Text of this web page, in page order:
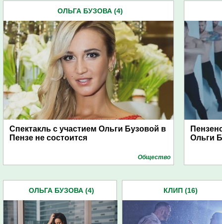
ОЛЬГА БУЗОВА (4)
Спектакль с участием Ольги Бузовой в
Пензе не состоится
Общество
Ольги
ОЛЬГА БУЗОВА (4) КЛИП (16)